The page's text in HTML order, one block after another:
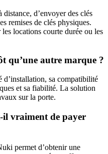
d’envoyer des clés
remises de clés physiques.
locations courte durée ou les
qu’une autre marque ?
sa compatibilité
et sa fiabilité. La solution
sur la porte.
vraiment de payer
permet d’obtenir une